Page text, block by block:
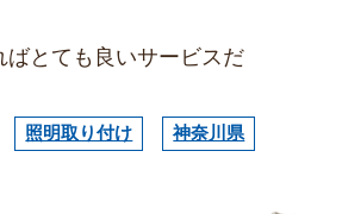
とても良いサービスだ
照明取り付け 神奈川県